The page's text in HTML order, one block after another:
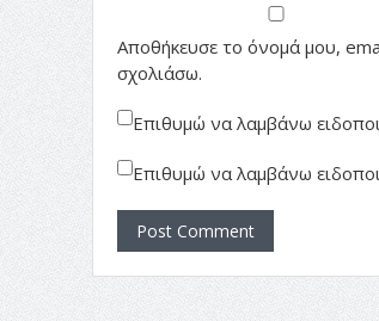
Αποθήκευσε το όνομά μου,
σχολιάσω.
Επιθυμώ να λαμβάνω
Επιθυμώ να λαμβάνω